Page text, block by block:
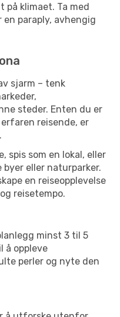
klimaet. Ta med
en paraply, avhengig
sjarm – tenk
steder. Enten du er
reisende, er
spis som en lokal, eller
eller naturparker.
en reiseopplevelse
reisetempo.
minst 3 til 5
å oppleve
perler og nyte den